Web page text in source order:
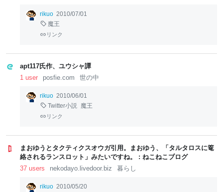
rikuo 2010/07/01
魔王
リンク
apt117氏作、ユウシャ譚
1 user
posfie.com 世の中
rikuo 2010/06/01
Twitter小説 魔王
リンク
まおゆうとタクティクスオウガ引用。まおゆう、「タルタロスに篭
絡されるランスロット」みたいですね。 : ねこねこブログ
37 users
nekodayo.livedoor.biz 暮らし
rikuo 2010/05/20